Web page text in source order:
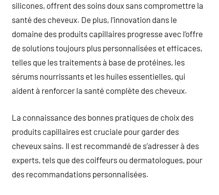
silicones, offrent des soins doux sans compromettre la
santé des cheveux. De plus, l’innovation dans le
domaine des produits capillaires progresse avec l’offre
de solutions toujours plus personnalisées et efficaces,
telles que les traitements à base de protéines, les
sérums nourrissants et les huiles essentielles, qui
aident à renforcer la santé complète des cheveux.
La connaissance des bonnes pratiques de choix des
produits capillaires est cruciale pour garder des
cheveux sains. Il est recommandé de s’adresser à des
experts, tels que des coiffeurs ou dermatologues, pour
des recommandations personnalisées.